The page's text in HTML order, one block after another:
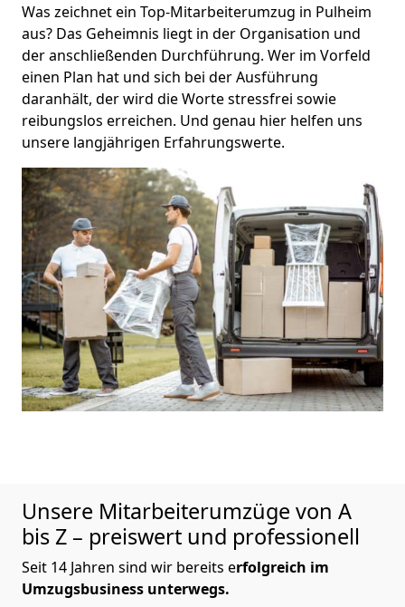
Was zeichnet ein Top-Mitarbeiterumzug in Pulheim
aus? Das Geheimnis liegt in der Organisation und
der anschließenden Durchführung. Wer im Vorfeld
einen Plan hat und sich bei der Ausführung
daranhält, der wird die Worte stressfrei sowie
reibungslos erreichen. Und genau hier helfen uns
unsere langjährigen Erfahrungswerte.
Unsere Mitarbeiterumzüge von A
bis Z – preiswert und professionell
Seit 14 Jahren sind wir bereits erfolgreich im
Umzugsbusiness unterwegs.